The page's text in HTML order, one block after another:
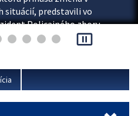
situácií, predstavili vo
Policajného zboru
výcviku...
pause_presentation